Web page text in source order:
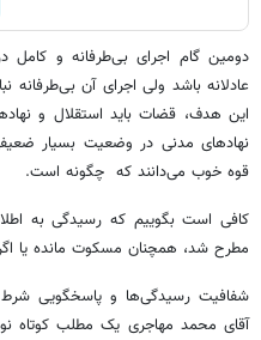
دومین گام اجرای بی‌طرفانه و کامل
عادلانه باشد ولی اجرای آن
این هدف، قضات باید استقلال و
نهادهای مدنی در وضعیت بسیار
قوه خوب می‌دانند که چگونه است.
کافی است بگوییم که رسیدگی به
مطرح شد، همچنان مسکوت مانده یا
شفافیت رسیدگی‌ها و پاسخگویی شرط